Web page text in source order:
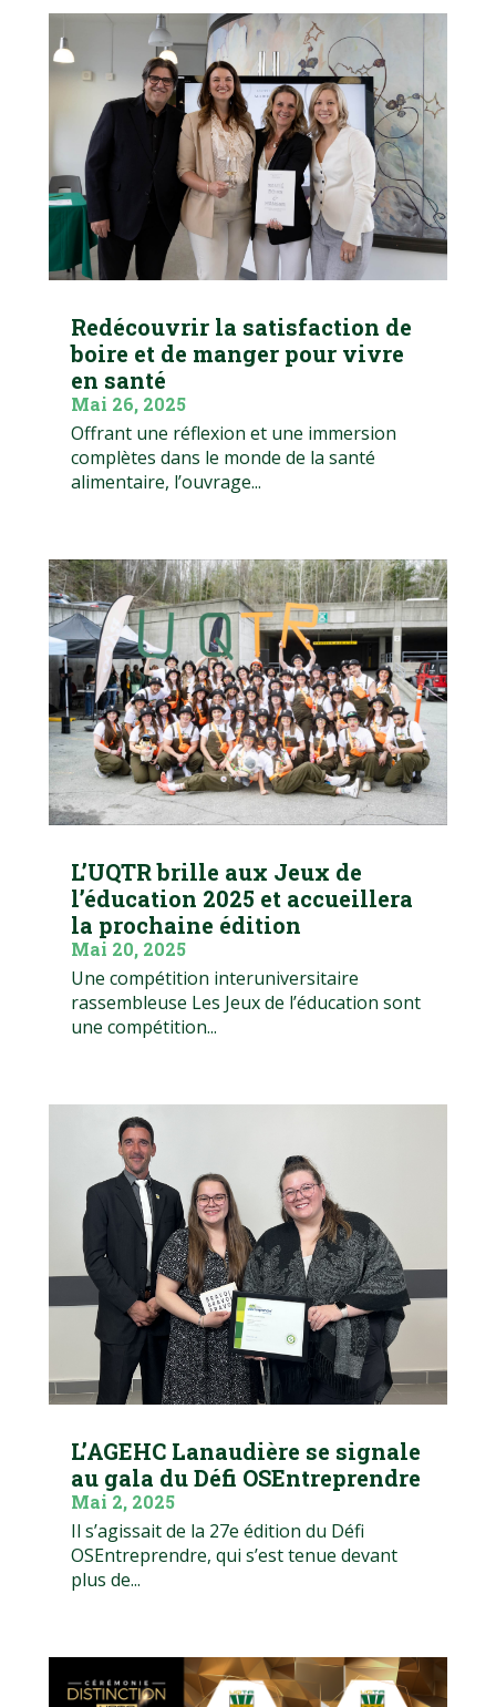
Redécouvrir la satisfaction de
boire et de manger pour vivre
en santé
Mai 26, 2025
Offrant une réflexion et une immersion
complètes dans le monde de la santé
alimentaire, l’ouvrage...
L’UQTR brille aux Jeux de
l’éducation 2025 et accueillera
la prochaine édition
Mai 20, 2025
Une compétition interuniversitaire
rassembleuse Les Jeux de l’éducation sont
une compétition...
L’AGEHC Lanaudière se signale
au gala du Défi OSEntreprendre
Mai 2, 2025
Il s’agissait de la 27e édition du Défi
OSEntreprendre, qui s’est tenue devant
plus de...